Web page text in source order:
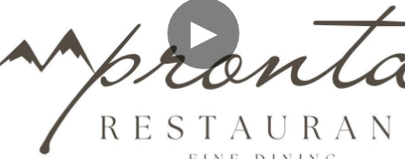
Telegiornale Abruzzo ore 19.10 –
03/08/2026
AGOSTO 3, 2026
►